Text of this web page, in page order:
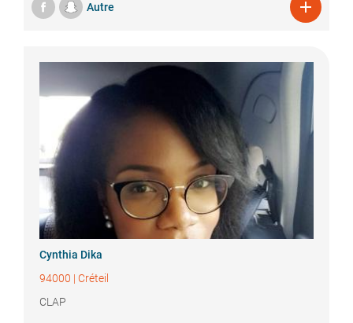
Autre 
Cynthia Dika
94000 | Créteil
CLAP